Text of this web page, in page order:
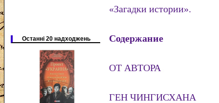
Останні 20 надходжень
«Загадки истории».
Содержание
ОТ АВТОРА
ГЕН ЧИНГИСХАНА